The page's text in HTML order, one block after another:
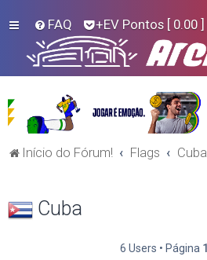
FAQ +EV Pontos [ 0.00 ]
Início do Fórum! Flags Cuba
Cuba
6 Users • Página 1